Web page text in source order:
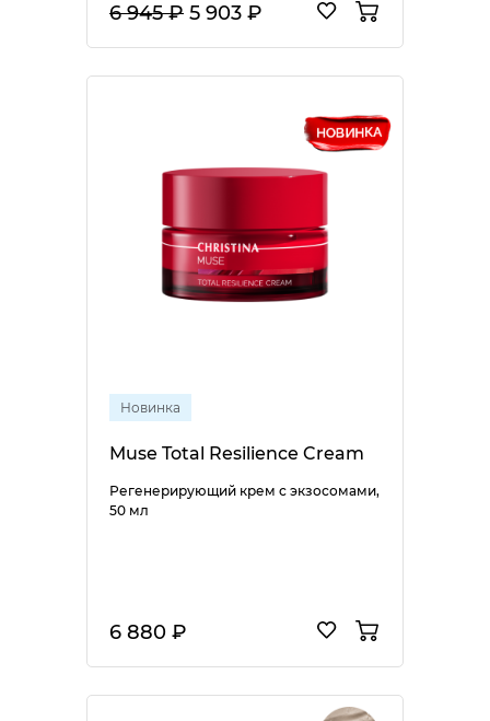
6 945 ₽ 5 903 ₽
Новинка
Muse Total Resilience Cream
Регенерирующий крем с экзосомами,
50 мл
6 880 ₽